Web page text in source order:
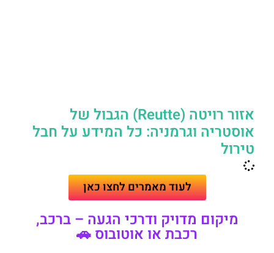
אזור רויטה (Reutte) הגבול של
אוסטריה וגרמניה: כל המידע על חבל
טירול
לעוד מאמרים לחצו כאן
מיקום מדויק ודרכי הגעה – ברכב,
רכבת או אוטובוס 🚗